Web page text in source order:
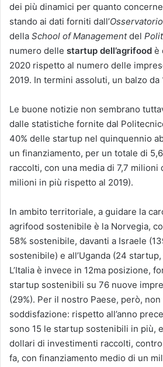
dei più dinamici per quanto
stando ai dati forniti dall’
della School of Managementdel
numero delle startup dell’agrifood è
2020 rispetto al numero delle
2019. In termini assoluti, un balzo da
Le buone notizie non sembrano
dalle statistiche fornite dal
40% delle startup nel quinquennio
un finanziamento, per un totale di
raccolti, con una media di 7,7
milioni in più rispetto al 2019).
In ambito territoriale, a guidare la
agrifood sostenibile è la Norvegia,
58% sostenibile, davanti a Israele
sostenibile) e all’Uganda (24
L’Italia è invece in 12ma posizione,
startup sostenibili su 76 nuove
(29%). Per il nostro Paese, però,
soddisfazione: rispetto all’anno
sono 15 le startup sostenibili in più,
dollari di investimenti raccolti,
fa, con finanziamento medio di un